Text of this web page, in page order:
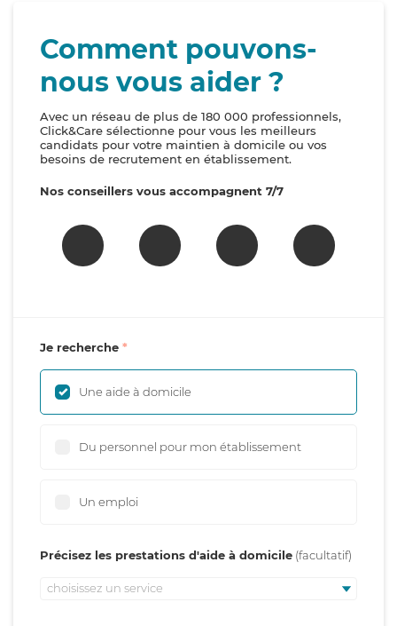
Comment pouvons-
nous vous aider ?
Avec un réseau de plus de 180 000 professionnels,
Click&Care sélectionne pour vous les meilleurs
candidats pour votre maintien à domicile ou vos
besoins de recrutement en établissement.
Nos conseillers vous accompagnent 7/7
Je recherche
Une aide à domicile
Du personnel pour mon établissement
Un emploi
Précisez les prestations d'aide à domicile
choisissez un service